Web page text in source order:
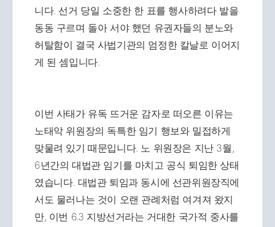
니다. 선거 당일 소중한 한 표를 행사하려다 발을
동동 구르며 돌아 서야 했던 유권자들의 분노와
허탈함이 결국 사법기관의 엄정한 칼날로 이어지
게 된 셈입니다.
이번 사태가 유독 뜨거운 감자로 떠오른 이유는
노태악 위원장의 독특한 임기 행보와 밀접하게
맞물려 있기 때문입니다. 노 위원장은 지난 3월,
6년간의 대법관 임기를 마치고 공식 퇴임한 상태
였습니다. 대법관 퇴임과 동시에 선관위원장직에
서도 물러나는 것이 오랜 관례처럼 여겨져 왔지
만, 이번 6.3 지방선거라는 거대한 국가적 중사를